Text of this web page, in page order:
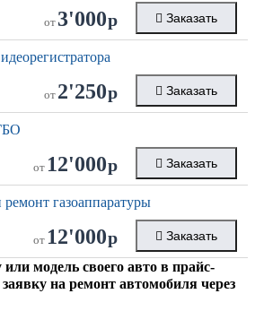
от 3'000р Заказать
от 2'250р Заказать
от 12'000р Заказать
ремонт газоаппаратуры
от 12'000р Заказать
модель своего авто в прайс-
заявку на ремонт автомобиля через